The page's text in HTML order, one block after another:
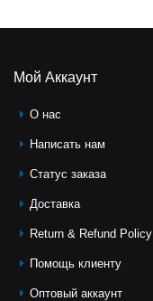
Мой Аккаунт
О нас
Написать нам
Статус заказа
Доставка
Return & Refund Policy
Помощь клиeнту
Оптовый аккаунт